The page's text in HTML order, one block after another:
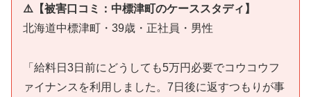
⚠️【被害口コミ：中標津町のケーススタディ】
北海道中標津町・39歳・正社員・男性
「給料日3日前にどうしても5万円必要でコウコウフ
ァイナンスを利用しました。7日後に返すつもりが事